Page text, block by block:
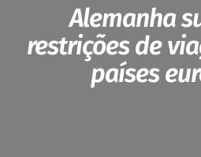
Alemanha
restrições de
países